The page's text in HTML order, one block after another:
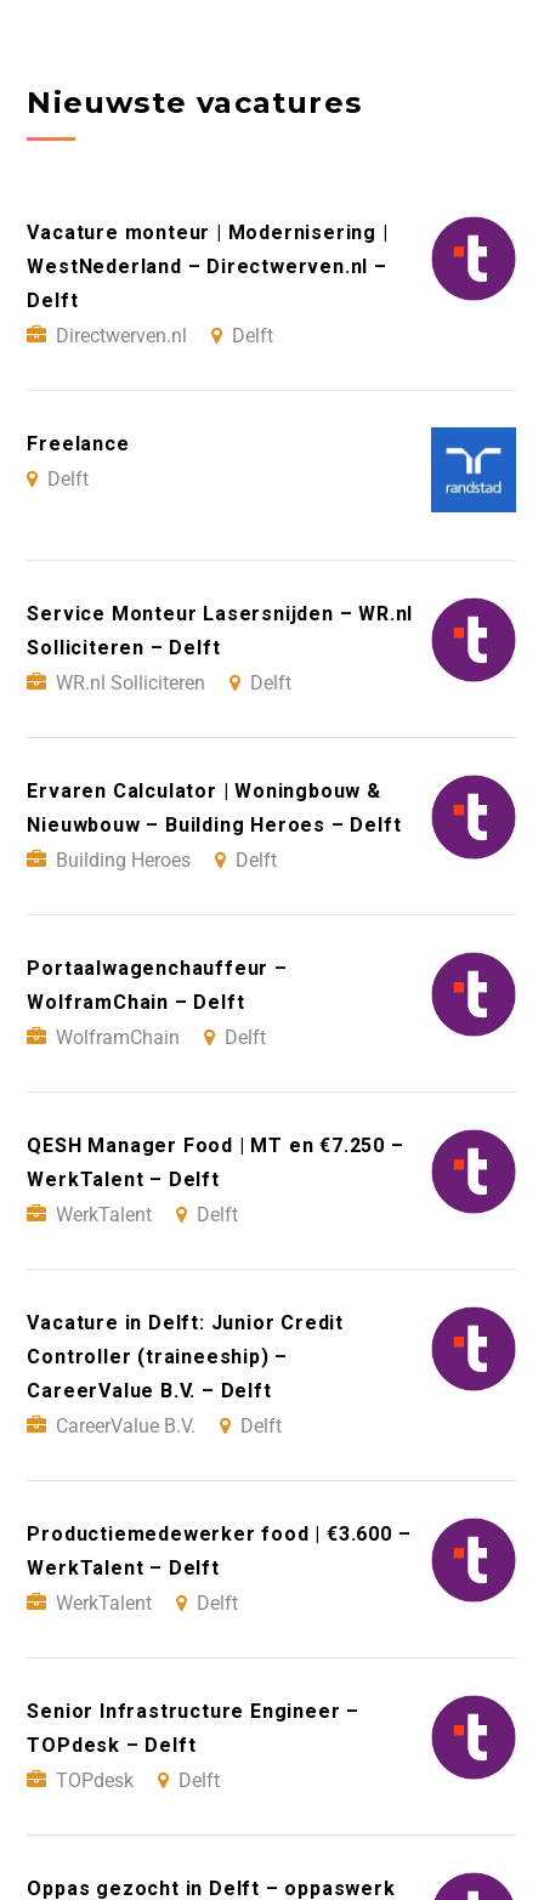
Nieuwste vacatures
Vacature monteur | Modernisering |
WestNederland – Directwerven.nl –
Delft
Directwerven.nl
Delft
Freelance
Delft
Service Monteur Lasersnijden – WR.nl
Solliciteren – Delft
WR.nl Solliciteren
Delft
Ervaren Calculator | Woningbouw &
Nieuwbouw – Building Heroes – Delft
Building Heroes
Delft
Portaalwagenchauffeur –
WolframChain – Delft
WolframChain
Delft
QESH Manager Food | MT en €7.250 –
WerkTalent – Delft
WerkTalent
Delft
Vacature in Delft: Junior Credit
Controller (traineeship) –
CareerValue B.V. – Delft
CareerValue B.V.
Delft
Productiemedewerker food | €3.600 –
WerkTalent – Delft
WerkTalent
Delft
Senior Infrastructure Engineer –
TOPdesk – Delft
TOPdesk
Delft
Oppas gezocht in Delft – oppaswerk